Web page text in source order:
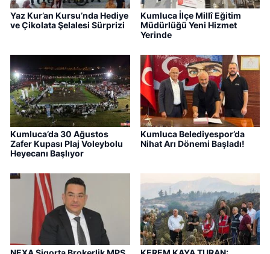
Yaz Kur’an Kursu’nda Hediye
ve Çikolata Şelalesi Sürprizi
Kumluca İlçe Millî Eğitim
Müdürlüğü Yeni Hizmet
Yerinde
Kumluca’da 30 Ağustos
Zafer Kupası Plaj Voleybolu
Heyecanı Başlıyor
Kumluca Belediyespor’da
Nihat Arı Dönemi Başladı!